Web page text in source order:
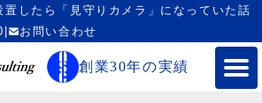
置したら「見守りカメラ」になっていた話
お問い合わせ
創業30年の実績